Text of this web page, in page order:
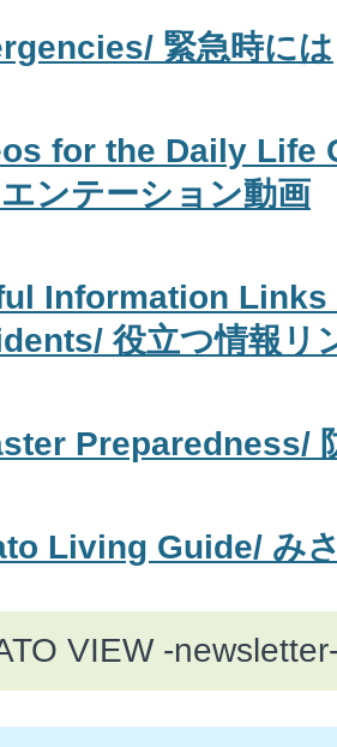
緊急時には
for the Daily Life
ンテーション動画
Information
役立つ情報リ
Preparedness/
Living Guide/ み
VIEW -